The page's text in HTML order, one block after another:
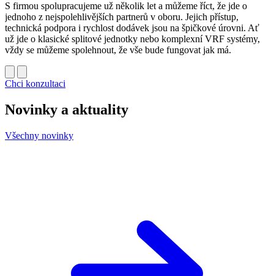
S firmou spolupracujeme už několik let a můžeme říct, že jde o
jednoho z nejspolehlivějších partnerů v oboru. Jejich přístup,
technická podpora i rychlost dodávek jsou na špičkové úrovni. Ať
už jde o klasické splitové jednotky nebo komplexní VRF systémy,
vždy se můžeme spolehnout, že vše bude fungovat jak má.
Chci konzultaci
Novinky a aktuality
Všechny novinky